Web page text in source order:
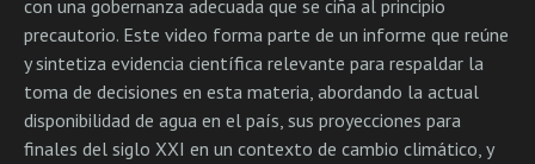
con una gobernanza adecuada que se ciña al principio
precautorio. Este video forma parte de un informe que reúne
y sintetiza evidencia científica relevante para respaldar la
toma de decisiones en esta materia, abordando la actual
disponibilidad de agua en el país, sus proyecciones para
finales del siglo XXI en un contexto de cambio climático, y